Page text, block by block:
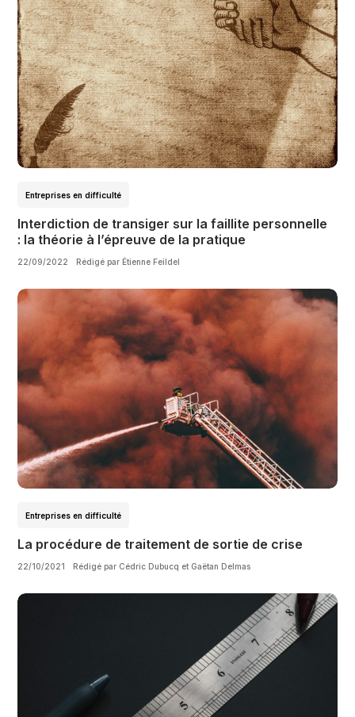
Entreprises en difficulté
Interdiction de transiger sur la faillite personnelle
: la théorie à l’épreuve de la pratique
22/09/2022 Rédigé par Étienne Feildel
Entreprises en difficulté
La procédure de traitement de sortie de crise
22/10/2021 Rédigé par Cédric Dubucq et Gaëtan Delmas